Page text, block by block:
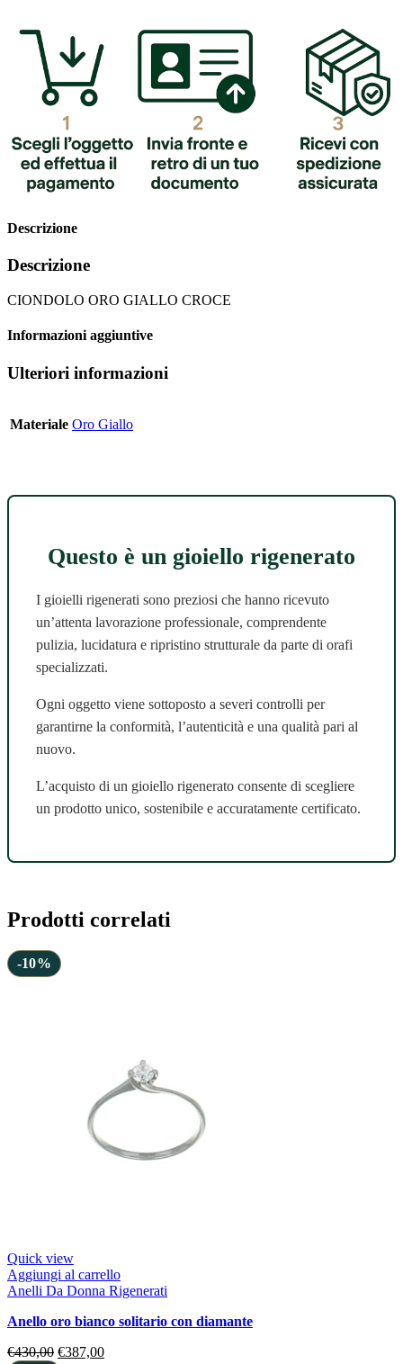
Descrizione
Descrizione
CIONDOLO ORO GIALLO CROCE
Informazioni aggiuntive
Ulteriori informazioni
Materiale Oro Giallo
Questo è un gioiello rigenerato
I gioielli rigenerati sono preziosi che hanno ricevuto
un’attenta lavorazione professionale, comprendente
pulizia, lucidatura e ripristino strutturale da parte di orafi
specializzati.
Ogni oggetto viene sottoposto a severi controlli per
garantirne la conformità, l’autenticità e una qualità pari al
nuovo.
L’acquisto di un gioiello rigenerato consente di scegliere
un prodotto unico, sostenibile e accuratamente certificato.
Prodotti correlati
-10%
Quick view
Aggiungi al carrello
Anelli Da Donna Rigenerati
anello oro bianco solitario con diamante
€430,00 €387,00